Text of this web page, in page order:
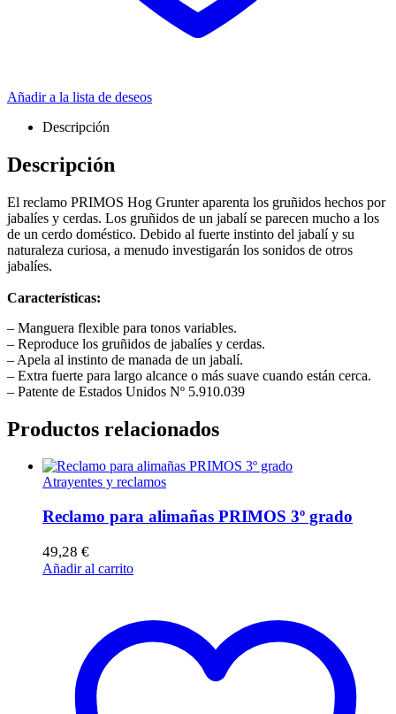
Añadir a la lista de deseos
Descripción
Descripción
El reclamo PRIMOS Hog Grunter aparenta los gruñidos hechos por
jabalíes y cerdas. Los gruñidos de un jabalí se parecen mucho a los
de un cerdo doméstico. Debido al fuerte instinto del jabalí y su
naturaleza curiosa, a menudo investigarán los sonidos de otros
jabalíes.
Características:
– Manguera flexible para tonos variables.
– Reproduce los gruñidos de jabalíes y cerdas.
– Apela al instinto de manada de un jabalí.
– Extra fuerte para largo alcance o más suave cuando están cerca.
– Patente de Estados Unidos Nº 5.910.039
Productos relacionados
Atrayentes y reclamos
Reclamo para alimañas PRIMOS 3º grado
49,28 €
Añadir al carrito